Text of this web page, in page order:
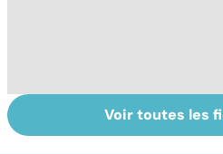
Narcolepsie : des
crises de
Voir toutes les